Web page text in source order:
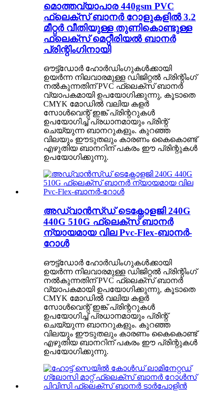
മൊത്തവ്യാപാര 440gsm PVC
ഫ്ലെക്സ് ബാനർ റോളുകളിൽ 3.2
മീറ്റർ വീതിയുള്ള തുണികൊണ്ടുള്ള
ഫ്ലെക്സ് മെറ്റീരിയൽ ബാനർ
പ്രിന്റിംഗിനായി
ഔട്ട്ഡോർ ഹോർഡിംഗുകൾക്കായി
ഉയർന്ന നിലവാരമുള്ള ഡിജിറ്റൽ പ്രിന്റിംഗ്
നൽകുന്നതിന് PVC ഫ്ലെക്സ് ബാനർ
വ്യാപകമായി ഉപയോഗിക്കുന്നു, കൂടാതെ
CMYK മോഡിൽ വലിയ കളർ
സോൾവെന്റ് ഇങ്ക് പ്രിന്ററുകൾ
ഉപയോഗിച്ച് പ്രധാനമായും പ്രിന്റ്
ചെയ്യുന്ന ബാനറുകളും. കുറഞ്ഞ
വിലയും ഈടുതലും കാരണം കൈകൊണ്ട്
എഴുതിയ ബാനറിന് പകരം ഈ പ്രിന്റുകൾ
ഉപയോഗിക്കുന്നു.
അഡ്വാൻസ്ഡ് ടെക്നോളജി 240G
440G 510G ഫ്ലെക്സ് ബാനർ
ന്യായമായ വില Pvc-Flex-ബാനർ-
റോൾ
ഔട്ട്ഡോർ ഹോർഡിംഗുകൾക്കായി
ഉയർന്ന നിലവാരമുള്ള ഡിജിറ്റൽ പ്രിന്റിംഗ്
നൽകുന്നതിന് PVC ഫ്ലെക്സ് ബാനർ
വ്യാപകമായി ഉപയോഗിക്കുന്നു, കൂടാതെ
CMYK മോഡിൽ വലിയ കളർ
സോൾവെന്റ് ഇങ്ക് പ്രിന്ററുകൾ
ഉപയോഗിച്ച് പ്രധാനമായും പ്രിന്റ്
ചെയ്യുന്ന ബാനറുകളും. കുറഞ്ഞ
വിലയും ഈടുതലും കാരണം കൈകൊണ്ട്
എഴുതിയ ബാനറിന് പകരം ഈ പ്രിന്റുകൾ
ഉപയോഗിക്കുന്നു.